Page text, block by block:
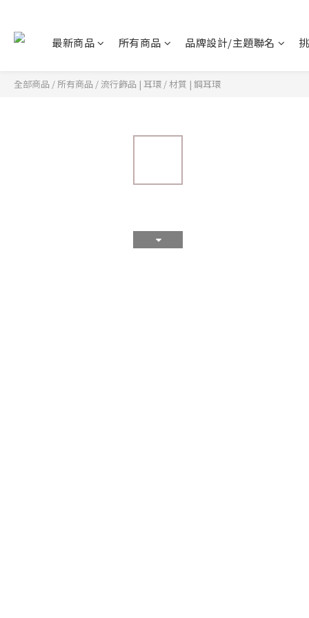
最新商品 所有商品 品牌設計/主題聯名
全部商品 / 所有商品 /流行飾品 | 耳環 /材質 | 鋼耳環